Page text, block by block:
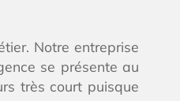
Notre entreprise
se présente au
très court puisque